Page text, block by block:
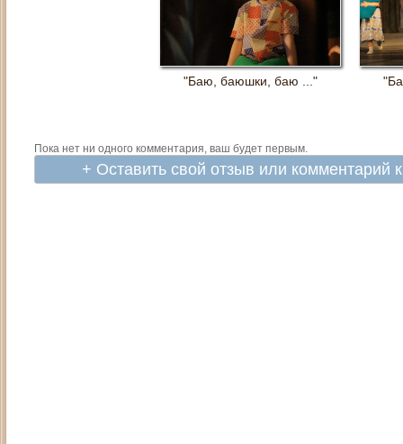
"Баю, баюшки, баю ..."
Пока нет ни одного комментария, ваш будет первым.
+ Оставить свой отзыв или комментарий